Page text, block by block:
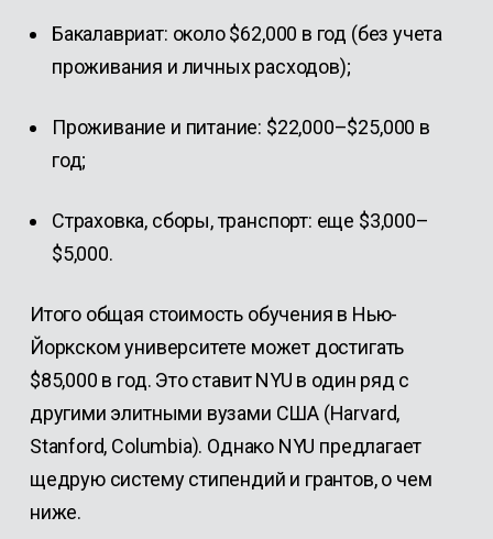
Бакалавриат: около $62,000 в год (без учета
проживания и личных расходов);
Проживание и питание: $22,000–$25,000 в
год;
Страховка, сборы, транспорт: еще $3,000–
$5,000.
Итого общая стоимость обучения в Нью-
Йоркском университете может достигать
$85,000 в год. Это ставит NYU в один ряд с
другими элитными вузами США (Harvard,
Stanford, Columbia). Однако NYU предлагает
щедрую систему стипендий и грантов, о чем
ниже.